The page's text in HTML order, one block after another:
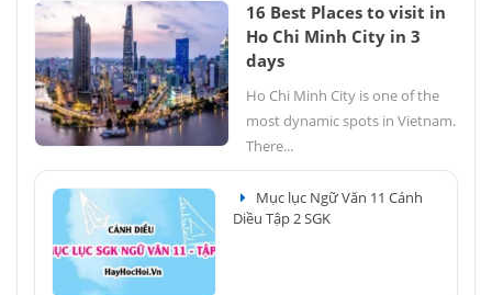
16 Best Places to visit in
Ho Chi Minh City in 3
days
Ho Chi Minh City is one of the
most dynamic spots in Vietnam.
There...
Mục lục Ngữ Văn 11 Cánh
Diều Tập 2 SGK